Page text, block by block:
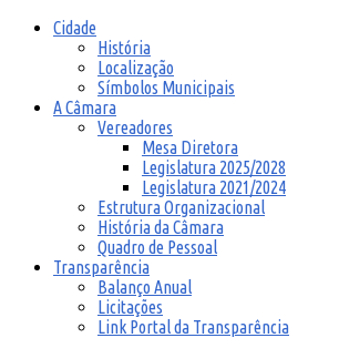
Cidade
História
Localização
Símbolos Municipais
A Câmara
Vereadores
Mesa Diretora
Legislatura 2025/2028
Legislatura 2021/2024
Estrutura Organizacional
História da Câmara
Quadro de Pessoal
Transparência
Balanço Anual
Licitações
Link Portal da Transparência